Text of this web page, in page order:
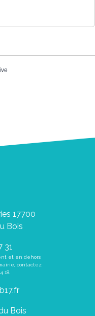
17700
Bois
31
et en dehors
contactez
18
Bois